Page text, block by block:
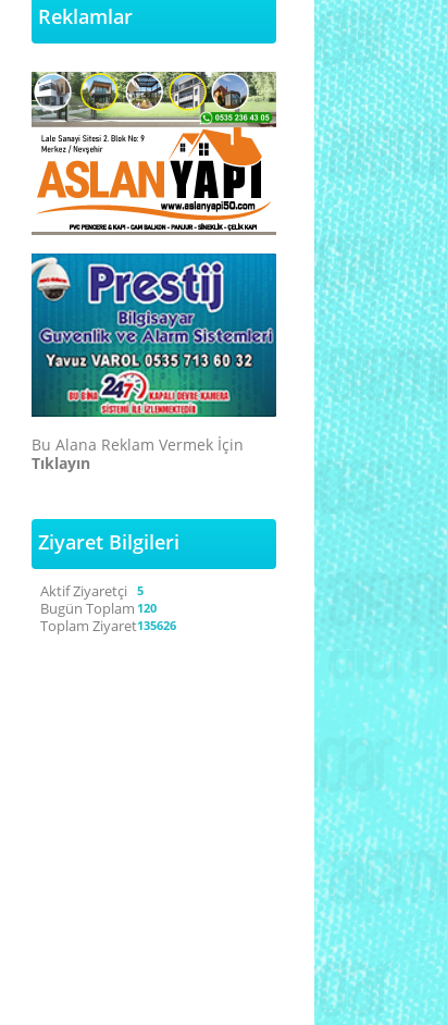
Reklamlar
Bu Alana Reklam Vermek İçin
Tıklayın
Ziyaret Bilgileri
Aktif Ziyaretçi 5
Bugün Toplam 120
Toplam Ziyaret135626